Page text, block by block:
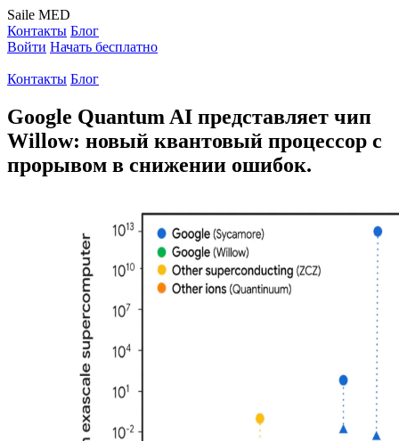
Saile MED
Контакты Блог
Войти Начать бесплатно
Контакты Блог
Google Quantum AI представляет чип
Willow: новый квантовый процессор с
прорывом в снижении ошибок.